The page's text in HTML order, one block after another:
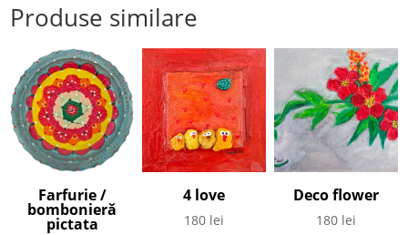
Produse similare
Farfurie /
bombonieră
pictata
4 love
180 lei
Deco flower
180 lei